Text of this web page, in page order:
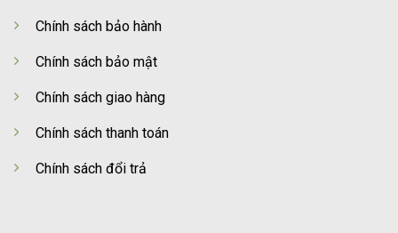
Chính sách bảo hành
Chính sách bảo mật
Chính sách giao hàng
Chính sách thanh toán
Chính sách đổi trả